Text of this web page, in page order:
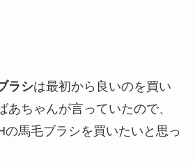
ラシは最初から良いのを買い
あちゃんが言っていたので、
の馬毛ブラシを買いたいと思っ